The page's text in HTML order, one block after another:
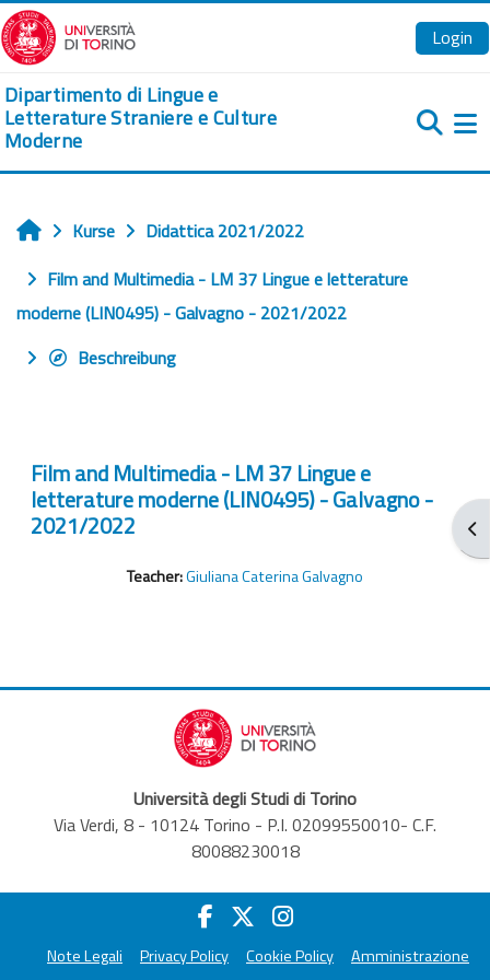
Zum Hauptinhalt
Login
Dipartimento di Lingue e
Letterature Straniere e Culture
Moderne
Startseite
Kurse
Didattica 2021/2022
Film and Multimedia - LM 37 Lingue e letterature
moderne (LIN0495) - Galvagno - 2021/2022
Beschreibung
Film and Multimedia - LM 37 Lingue e
letterature moderne (LIN0495) - Galvagno -
2021/2022
Teacher:Giuliana Caterina Galvagno
Università degli Studi di Torino
Via Verdi, 8 - 10124 Torino - P.I. 02099550010- C.F.
80088230018
Note Legali Privacy Policy Cookie Policy
Amministrazione